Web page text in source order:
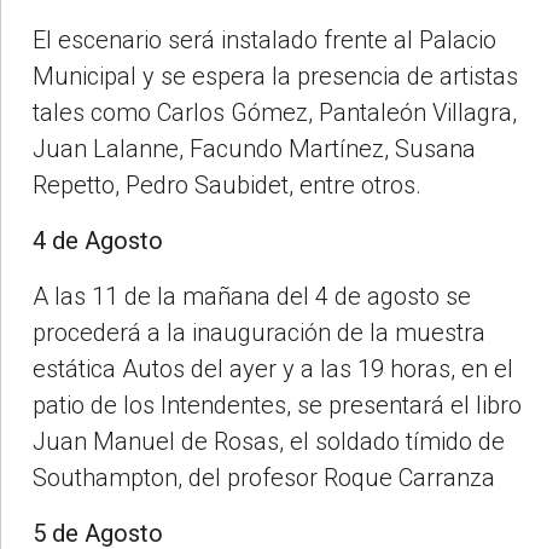
El escenario será instalado frente al Palacio
Municipal y se espera la presencia de artistas
tales como Carlos Gómez, Pantaleón Villagra,
Juan Lalanne, Facundo Martínez, Susana
Repetto, Pedro Saubidet, entre otros.
4 de Agosto
A las 11 de la mañana del 4 de agosto se
procederá a la inauguración de la muestra
estática Autos del ayer y a las 19 horas, en el
patio de los Intendentes, se presentará el libro
Juan Manuel de Rosas, el soldado tímido de
Southampton, del profesor Roque Carranza
5 de Agosto